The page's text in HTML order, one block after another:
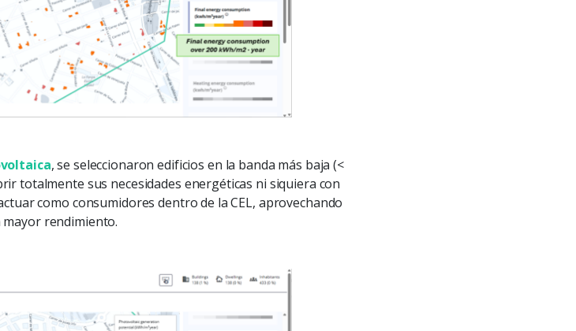
, se seleccionaron edificios en la banda más baja (<
totalmente sus necesidades energéticas ni siquiera con
como consumidores dentro de la CEL, aprovechando
rendimiento.